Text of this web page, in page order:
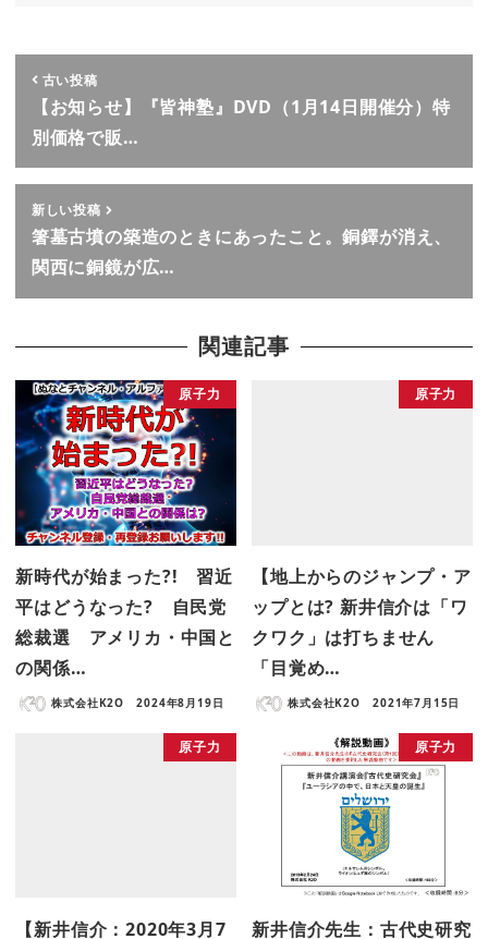
古い投稿
【お知らせ】『皆神塾』DVD（1月14日開催分）特
別価格で販…
新しい投稿
箸墓古墳の築造のときにあったこと。銅鐸が消え、
関西に銅鏡が広…
関連記事
原子力
新時代が始まった?! 習近
平はどうなった? 自民党
総裁選 アメリカ・中国と
の関係…
株式会社K2O 2024年8月19日
原子力
【地上からのジャンプ・ア
ップとは? 新井信介は「ワ
クワク」は打ちません
「目覚め…
株式会社K2O 2021年7月15日
原子力
【新井信介：2020年3月7
原子力
新井信介先生：古代史研究